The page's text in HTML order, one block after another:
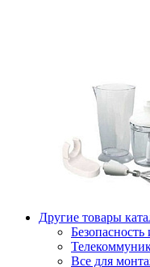
Другие товары
Безопасность
Все для